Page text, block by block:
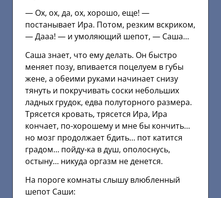
— Ох, ох, да, ох, хорошо, еще! —
постанывает Ира. Потом, резким вскриком,
— Дааа! — и умоляющий шепот, — Саша…
Саша знает, что ему делать. Он быстро
меняет позу, впивается поцелуем в губы
жене, а обеими руками начинает снизу
тянуть и покручивать соски небольших
ладных грудок, едва полуторного размера.
Трясется кровать, трясется Ира, Ира
кончает, по-хорошему и мне бы кончить…
но мозг продолжает бдить… пот катится
градом… пойду-ка в душ, ополоснусь,
остыну… никуда оргазм не денется.
На пороге комнаты слышу влюбленный
шепот Саши: